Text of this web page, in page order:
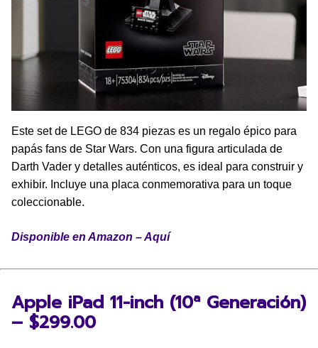
Este set de LEGO de 834 piezas es un regalo épico para
papás fans de Star Wars. Con una figura articulada de
Darth Vader y detalles auténticos, es ideal para construir y
exhibir. Incluye una placa conmemorativa para un toque
coleccionable.
Disponible en Amazon – Aquí
Apple iPad 11-inch (10ª Generación)
– $299.00